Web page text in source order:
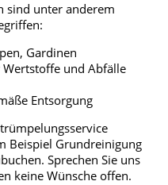
sind unter anderem
Gardinen
Wertstoffe und Abfälle
Entsorgung
Beispiel Grundreinigung
Sprechen Sie uns
keine Wünsche offen.